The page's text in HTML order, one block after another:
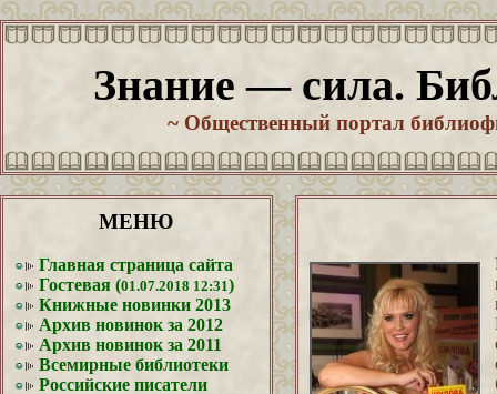
Знание — сила.
~ Общественный портал
МЕНЮ
Главная страница сайта
Гостевая (01.07.2018 12:31)
Книжные новинки 2013
Архив новинок за 2012
Архив новинок за 2011
Всемирные библиотеки
Российские писатели